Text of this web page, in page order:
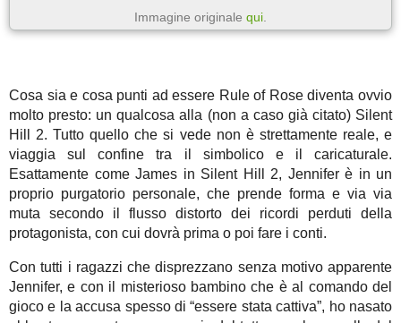
Immagine originale qui
Cosa sia e cosa punti ad essere Rule of Rose diventa ovvio
molto presto: un qualcosa alla (non a caso già citato) Silent
Hill 2. Tutto quello che si vede non è strettamente reale, e
viaggia sul confine tra il simbolico e il caricaturale.
Esattamente come James in Silent Hill 2, Jennifer è in un
proprio purgatorio personale, che prende forma e via via
muta secondo il flusso distorto dei ricordi perduti della
protagonista, con cui dovrà prima o poi fare i conti.
Con tutti i ragazzi che disprezzano senza motivo apparente
Jennifer, e con il misterioso bambino che è al comando del
gioco e la accusa spesso di “essere stata cattiva”, ho nasato